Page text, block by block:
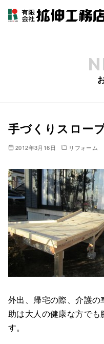
へ
手づくりスロー
2012年3月16日 リフォーム
外出、帰宅の際、介護
助は大人の健康な方で
す。